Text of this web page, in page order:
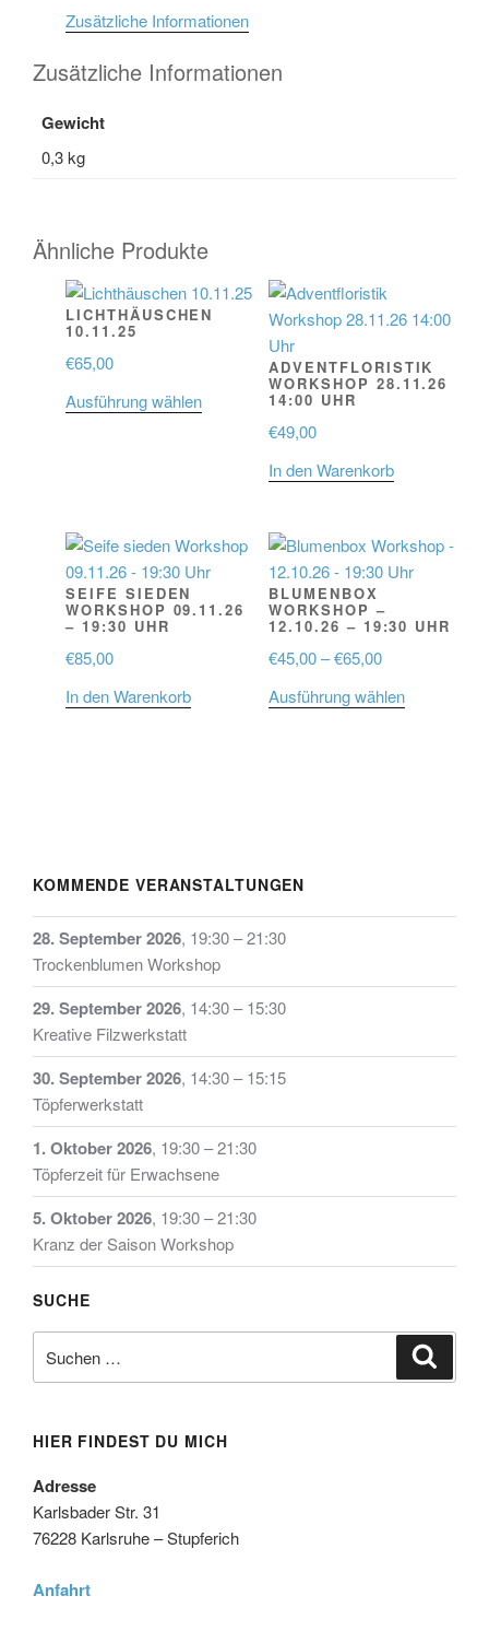
MengeZusätzliche Informationen
Zusätzliche Informationen
Gewicht
0,3 kg
Ähnliche Produkte
LICHTHÄUSCHEN
10.11.25
€65,00
Ausführung wählenDieses
Die
Optionen
können
Produktseite
ADVENTFLORISTIK
WORKSHOP 28.11.26
14:00 UHR
€49,00
In den Warenkorb
SEIFE SIEDEN
WORKSHOP 09.11.26
– 19:30 UHR
€85,00
In den Warenkorb
BLUMENBOX
WORKSHOP –
12.10.26 – 19:30 UHR
€45,00–€65,00Preisspanne:
bis
Ausführung wählenDieses
KOMMENDE VERANSTALTUNGEN
28. September 2026, 19:30–21:30
Trockenblumen Workshop
29. September 2026, 14:30– 15:30
Kreative Filzwerkstatt
30. September 2026, 14:30– 15:15
Töpferwerkstatt
1. Oktober 2026, 19:30–21:30
Töpferzeit für Erwachsene
5. Oktober 2026, 19:30–21:30
Kranz der Saison Workshop
SUCHE
nach:
HIER FINDEST DU MICH
Adresse
Karlsbader Str. 31
76228 Karlsruhe – Stupferich
Anfahrt